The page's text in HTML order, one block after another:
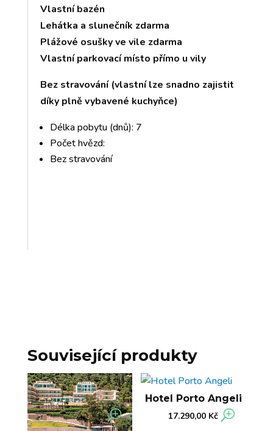
Vlastní bazén
Lehátka a slunečník zdarma
Plážové osušky ve vile zdarma
Vlastní parkovací místo přímo u vily
Bez stravování (vlastní lze snadno zajistit
díky plně vybavené kuchyňce)
Délka pobytu (dnů): 7
Počet hvězd:
Bez stravování
Související produkty
Hotel Porto Angeli
17.290,00 Kč